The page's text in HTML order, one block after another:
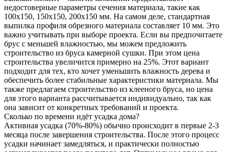
недостоверные параметры сечения материала, такие как
100x150, 150x150, 200x150 мм. На самом деле, стандартная
выпилка профиля обрезного материала составляет 10 мм. Это
важно учитывать при выборе проекта. Если вы предпочитаете
брус с меньшей влажностью, мы можем предложить
строительство из бруса камерной сушки. При этом цена
строительства увеличится примерно на 25%. Этот вариант
подходит для тех, кто хочет уменьшить влажность дерева и
обеспечить более стабильные характеристики материала. Мы
также предлагаем строительство из клееного бруса, но цена
для этого варианта рассчитывается индивидуально, так как
она зависит от конкретных требований и проекта.
Сколько по времени идёт усадка дома?
Активная усадка (70%-80%) обычно происходит в первые 2-3
месяца после завершения строительства. После этого процесс
усадки начинает замедляться, и практически полностью